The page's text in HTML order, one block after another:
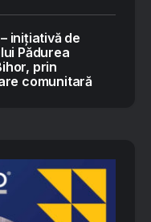
inițiativă de
Pădurea
prin
comunitară